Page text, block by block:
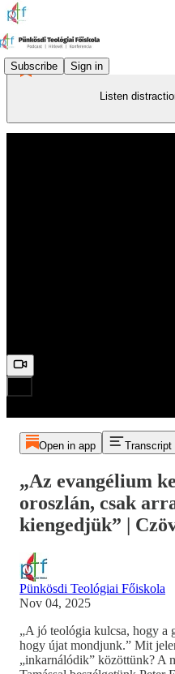
Subscribe Sign in
Listen
Open in app Transcript
„Az evangélium
oroszlán, csak
kiengedjük” |
Pünkösdi Teológiai Főiskola
Nov 04, 2025
„A jó teológia kulcsa, hogy a
hogy újat mondjunk.” Mit
„inkarnálódik” közöttünk? A